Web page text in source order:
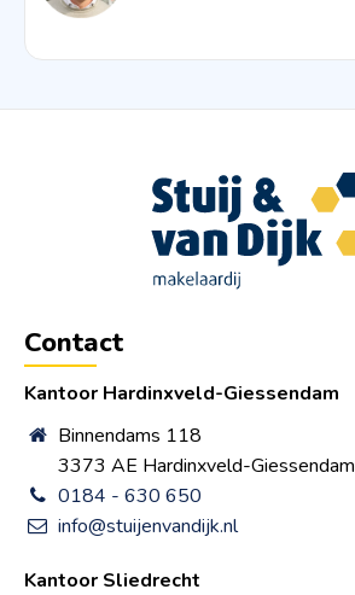
Contact
Kantoor Hardinxveld-Giessendam
Binnendams 118
3373 AE Hardinxveld-Giessendam
0184 - 630 650
info@stuijenvandijk.nl
Kantoor Sliedrecht